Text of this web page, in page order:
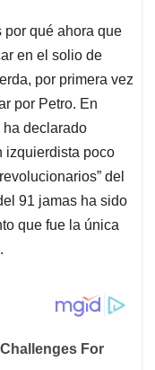
por qué ahora que
en el solio de
por primera vez
por Petro. En
ha declarado
izquierdista poco
del
91 jamas ha sido
que fue la única